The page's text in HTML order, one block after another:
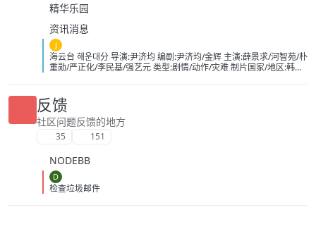
精华乐园
资讯消息
J
海云台 해운대分 导演:尹济均 编剧:尹济均/金辉 主演:薛景求/河智苑/朴
重勋/严正化/李民基/强艺元 类型:剧情/动作/灾难 制片国家/地区:韩国
(台)/Haeundae:TheDeadlyTsunami/TidalWave IMDb:tt1153040 豆
瓣ID：2364074 IMDb：tt1153040 影视简介 故事发生在韩国釜
山的海云台，在2004年印尼海啸中，由于船长万植（薛景求 饰）的
失误导致了妍熙（河智苑 饰）父亲的死，他内心怀有深深地自责，并
无微不至地照顾这个邻家妹妹，慢慢地两人暗生情愫。不过，万植的
亨植 （李民基 饰）是海上救生员，他在一次行动中，认识了富家小姐
金希美（姜艺媛 饰），两人在阴差阳错的交往中，闹出了不少误会。
维珍（严正花 饰）推动海云台成为世博会旅游观光点的大使，她
和前夫——国际海洋研究所地质专家金辉（朴重勋 饰）育有一女，但
反馈
社区问题反馈的地方
35 151
NODEBB
D
检查垃圾邮件